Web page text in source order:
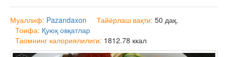
Муаллиф: Pazandaxon Тайёрлаш вақти: 50 дақ.
Тоифа: Қуюқ овқатлар
Таомнинг калориялилиги: 1812.78 ккал